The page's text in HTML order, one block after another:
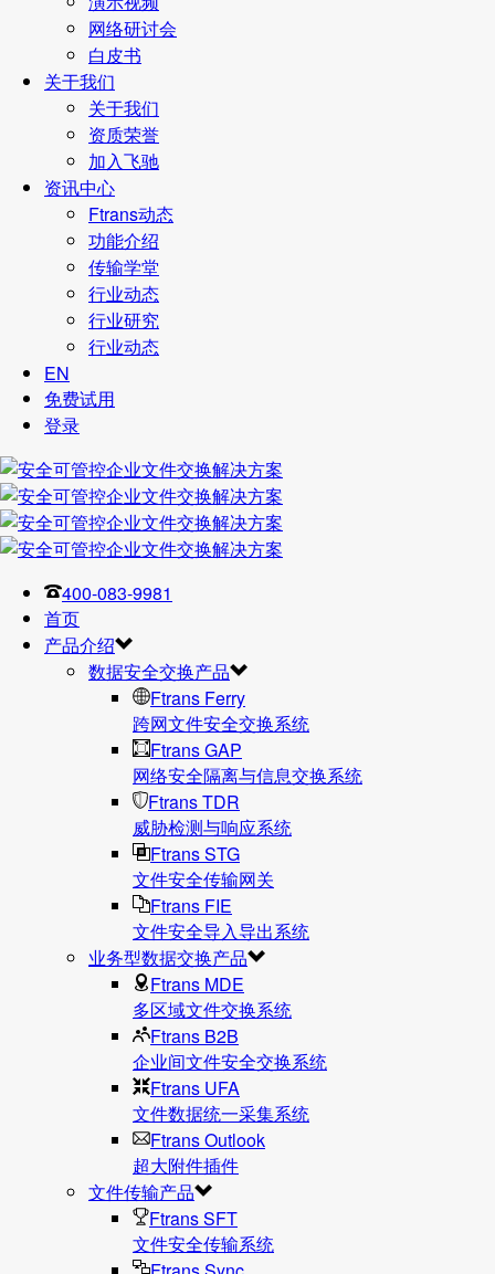
网络研讨会
白皮书
关于我们
关于我们
资质荣誉
加入飞驰
资讯中心
Ftrans动态
功能介绍
传输学堂
行业动态
行业研究
行业动态
EN
免费试用
登录
400-083-9981
首页
产品介绍
数据安全交换产品
Ftrans Ferry
跨网文件安全交换系统
Ftrans GAP
网络安全隔离与信息交换系统
Ftrans TDR
威胁检测与响应系统
Ftrans STG
文件安全传输网关
Ftrans FIE
文件安全导入导出系统
业务型数据交换产品
Ftrans MDE
多区域文件交换系统
Ftrans B2B
企业间文件安全交换系统
Ftrans UFA
文件数据统⼀采集系统
Ftrans Outlook
超大附件插件
文件传输产品
Ftrans SFT
文件安全传输系统